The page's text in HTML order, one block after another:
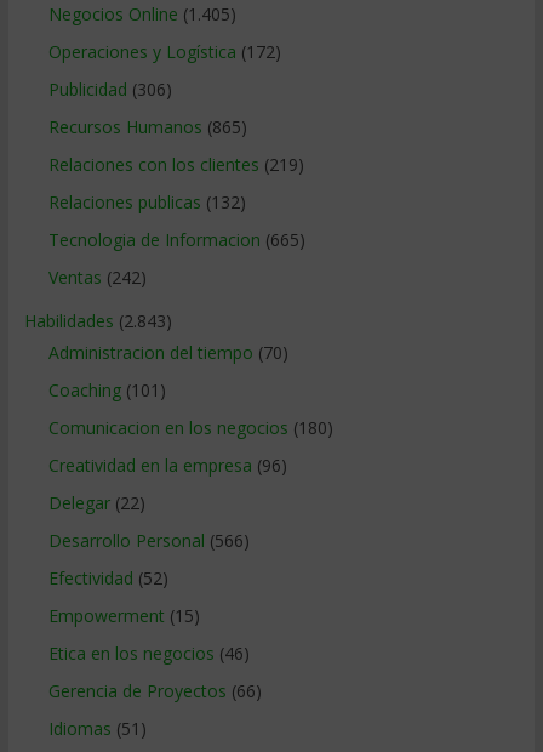
Negocios Online (1.405)
Operaciones y Logística (172)
Publicidad (306)
Recursos Humanos (865)
Relaciones con los clientes (219)
Relaciones publicas (132)
Tecnologia de Informacion (665)
Ventas (242)
Habilidades (2.843)
Administracion del tiempo (70)
Coaching(101)
Comunicacion en los negocios (180)
Creatividad en la empresa (96)
Delegar(22)
Desarrollo Personal (566)
Efectividad (52)
Empowerment (15)
Etica en los negocios (46)
Gerencia de Proyectos (66)
Idiomas (51)